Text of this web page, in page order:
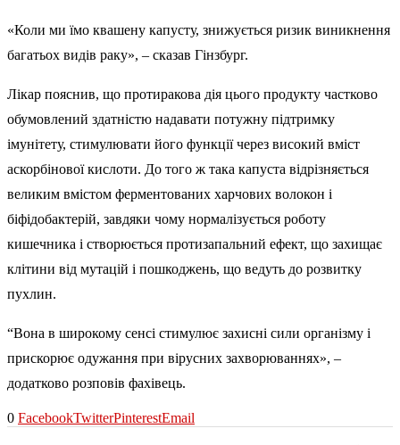
«Коли ми їмо квашену капусту, знижується ризик виникнення
багатьох видів раку», – сказав Гінзбург.
Лікар пояснив, що протиракова дія цього продукту частково
обумовлений здатністю надавати потужну підтримку
імунітету, стимулювати його функції через високий вміст
аскорбінової кислоти. До того ж така капуста відрізняється
великим вмістом ферментованих харчових волокон і
біфідобактерій, завдяки чому нормалізується роботу
кишечника і створюється протизапальний ефект, що захищає
клітини від мутацій і пошкоджень, що ведуть до розвитку
пухлин.
“Вона в широкому сенсі стимулює захисні сили організму і
прискорює одужання при вірусних захворюваннях», –
додатково розповів фахівець.
0 FacebookTwitterPinterestEmail